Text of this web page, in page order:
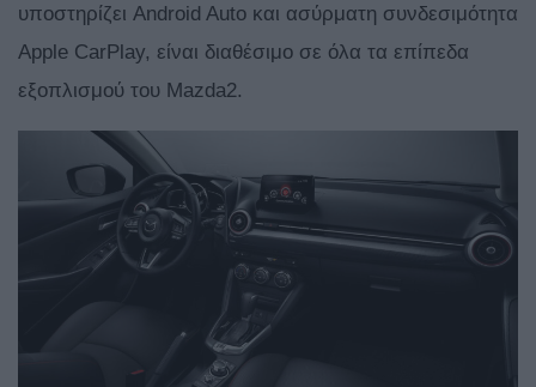
υποστηρίζει Android Auto και ασύρματη συνδεσιμότητα
Apple CarPlay, είναι διαθέσιμο σε όλα τα επίπεδα
εξοπλισμού του Mazda2.